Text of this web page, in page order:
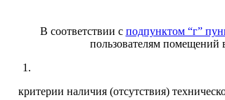
В соответствии с подпунктом “г”
пользователям помещений
критерии наличия (отсутствия)